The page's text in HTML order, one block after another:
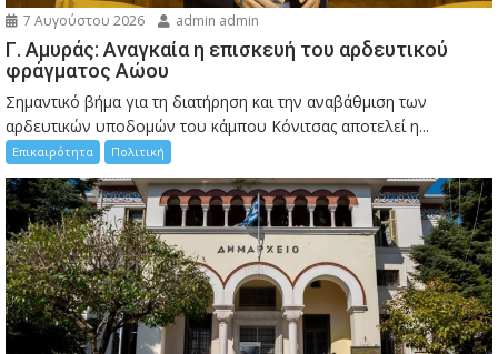
7 Αυγούστου 2026 admin admin
Γ. Αμυράς: Αναγκαία η επισκευή του αρδευτικού
φράγματος Αώου
Σημαντικό βήμα για τη διατήρηση και την αναβάθμιση των
αρδευτικών υποδομών του κάμπου Κόνιτσας αποτελεί η...
Επικαιρότητα Πολιτική